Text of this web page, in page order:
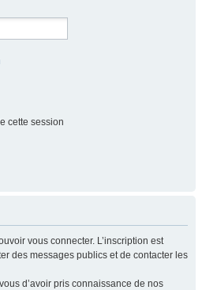
cette session
vous connecter. L’inscription est
des messages publics et de contacter les
d’avoir pris connaissance de nos